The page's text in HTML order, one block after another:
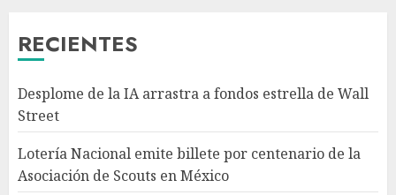
RECIENTES
Desplome de la IA arrastra a fondos estrella de Wall
Street
Lotería Nacional emite billete por centenario de la
Asociación de Scouts en México
3
4
humano evolucionó gracias al
azúcar de la fruta
AGOSTO 7, 2026